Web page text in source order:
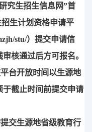
究生招生信息网”首
生计划资格申请平
stu/）提交申请信
核通过后方可报名。
台开放时间以生源地
截止时间前提交申请
交生源地省级教育行